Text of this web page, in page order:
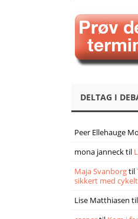
DELTAG I
Peer Ellehauge
mona jannecktil
Maja Svanborgtil
sikkert med
Lise Matthiasen til